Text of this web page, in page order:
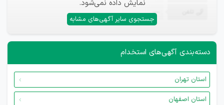
نمایش داده نمی‌شود.
جستجوی سایر آگهی‌های مشابه
—
دسته‌بندی آگهی‌های استخدام
استان تهران
استان اصفهان